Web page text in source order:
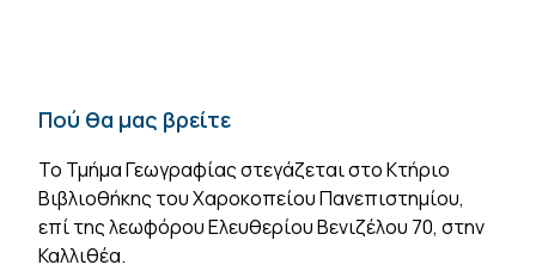
Πού θα μας βρείτε
Το Τμήμα Γεωγραφίας στεγάζεται στο Κτήριο
Βιβλιοθήκης του Χαροκοπείου Πανεπιστημίου,
επί της λεωφόρου Ελευθερίου Βενιζέλου 70, στην
Καλλιθέα.